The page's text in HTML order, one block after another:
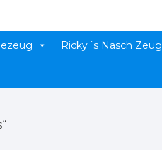
Ricky´s Nasch Zeug